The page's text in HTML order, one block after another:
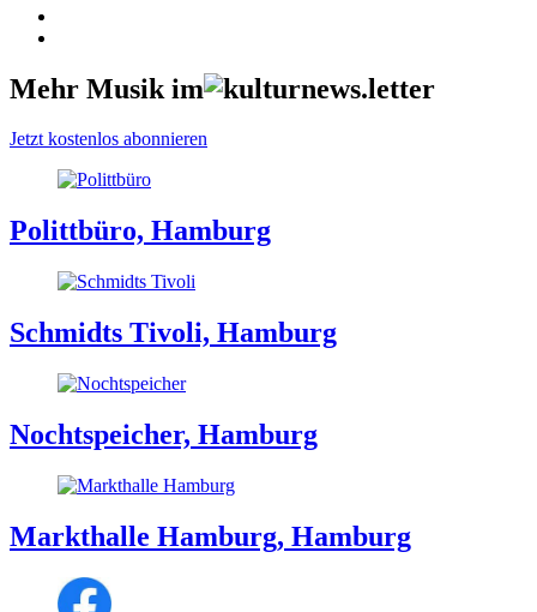
Mehr Musik im
Jetzt kostenlos abonnieren
Polittbüro, Hamburg
Schmidts Tivoli, Hamburg
Nochtspeicher, Hamburg
Markthalle Hamburg, Hamburg